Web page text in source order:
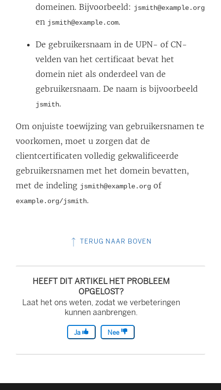
domeinen. Bijvoorbeeld: jsmith@example.org
en jsmith@example.com.
De gebruikersnaam in de UPN- of CN-
velden van het certificaat bevat het
domein niet als onderdeel van de
gebruikersnaam. De naam is bijvoorbeeld
jsmith.
Om onjuiste toewijzing van gebruikersnamen te
voorkomen, moet u zorgen dat de
clientcertificaten volledig gekwalificeerde
gebruikersnamen met het domein bevatten,
met de indeling jsmith@example.org of
example.org/jsmith.
TERUG NAAR BOVEN
HEEFT DIT ARTIKEL HET PROBLEEM
OPGELOST?
Laat het ons weten, zodat we verbeteringen
kunnen aanbrengen.
Ja Nee